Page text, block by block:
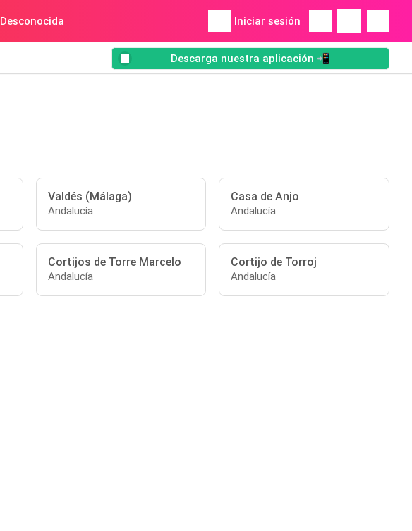
Desconocida Iniciar sesión
Descarga nuestra aplicación 📲
Valdés (Málaga)
Andalucía
Casa de Anjo
Andalucía
Cortijos de Torre Marcelo
Andalucía
Cortijo de Torroj
Andalucía